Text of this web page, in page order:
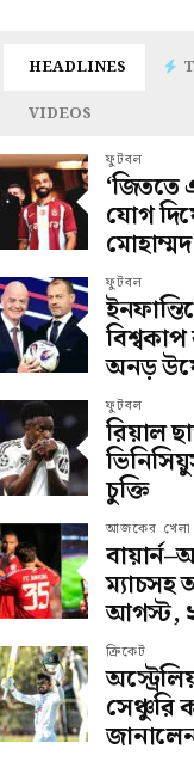
HEADLINES
VIDEOS
ফুটবল
‘জিততে
যোগ
ফুটবল
অনড়
ফুটবল
রিয়াল
চুক্তি
আজকের খেলা
আগস্ট,
ক্রিকেট
সেঞ্চুরি